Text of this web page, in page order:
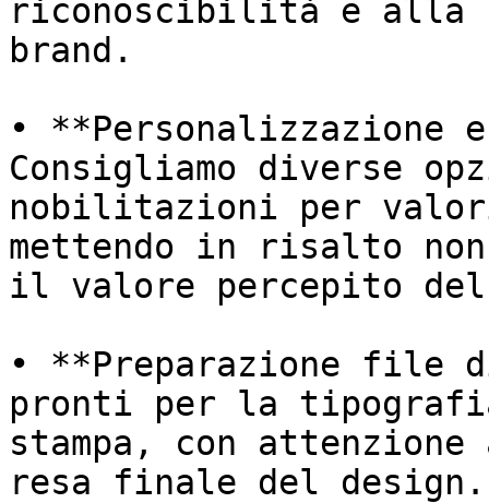
riconoscibilità e alla
brand.
•
Consigliamo diverse
nobilitazioni per
mettendo in risalto
il valore percepito
• **Preparazione file
pronti per la
stampa, con
resa finale del design.